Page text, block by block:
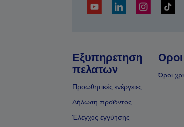
Εξυπηρετηση
πελατων
Προωθητικές ενέργειες
Δήλωση προϊόντος
Έλεγχος εγγύησης
Οροι
Όροι